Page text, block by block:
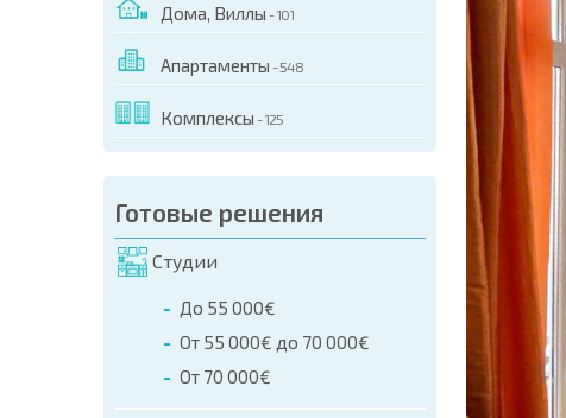
Дома, Виллы - 101
Апартаменты - 548
Комплексы - 125
Готовые решения
Студии
До 55 000€
От 55 000€ до 70 000€
От 70 000€
ЭТОГО ОБЪЕКТА
телефонам:
+359 8 9797 99 03